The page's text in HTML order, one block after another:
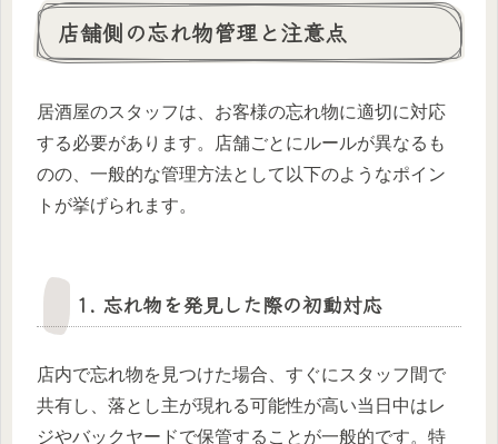
店舗側の忘れ物管理と注意点
居酒屋のスタッフは、お客様の忘れ物に適切に対応
する必要があります。店舗ごとにルールが異なるも
のの、一般的な管理方法として以下のようなポイン
トが挙げられます。
1. 忘れ物を発見した際の初動対応
店内で忘れ物を見つけた場合、すぐにスタッフ間で
共有し、落とし主が現れる可能性が高い当日中はレ
ジやバックヤードで保管することが一般的です。特